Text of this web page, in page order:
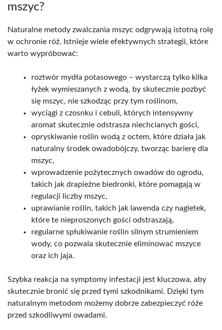
mszyc?
Naturalne metody zwalczania mszyc odgrywają istotną rolę
w ochronie róż. Istnieje wiele efektywnych strategii, które
warto wypróbować:
roztwór mydła potasowego – wystarczą tylko kilka
łyżek wymieszanych z wodą, by skutecznie pozbyć
się mszyc, nie szkodząc przy tym roślinom,
wyciągi z czosnku i cebuli, których intensywny
aromat skutecznie odstrasza niechcianych gości,
opryskiwanie roślin wodą z octem, które działa jak
naturalny środek owadobójczy, tworząc barierę dla
mszyc,
wprowadzenie pożytecznych owadów do ogrodu,
takich jak drapieżne biedronki, które pomagają w
regulacji liczby mszyc,
uprawianie roślin, takich jak lawenda czy nagietek,
które te nieproszonych gości odstraszają,
regularne spłukiwanie roślin silnym strumieniem
wody, co pozwala skutecznie eliminować mszyce
oraz ich jaja.
Szybka reakcja na symptomy infestacji jest kluczowa, aby
skutecznie bronić się przed tymi szkodnikami. Dzięki tym
naturalnym metodom możemy dobrze zabezpieczyć róże
przed szkodliwymi owadami.